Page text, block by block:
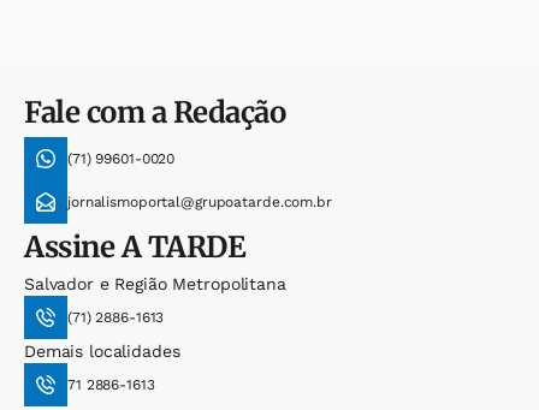
Fale com a Redação
(71) 99601-0020
jornalismoportal@grupoatarde.com.br
AssineA TARDE
Salvador e Região Metropolitana
(71) 2886-1613
Demais localidades
71 2886-1613